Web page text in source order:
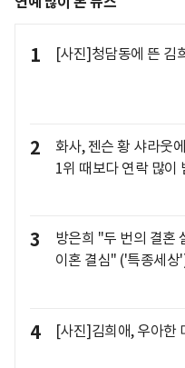
1 [사진]청담동에 뜬 김
2
화사, 젠슨 황 샤라웃
1위 때보다 연락 많이
3
방은희 "두 번의 결혼
이혼 결심" ('특종세상
4 [사진]김희애, 우아한